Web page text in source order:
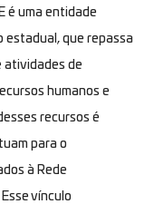
é uma entidade
estadual, que repassa
atividades de
humanos e
recursos é
para o
à Rede
vínculo